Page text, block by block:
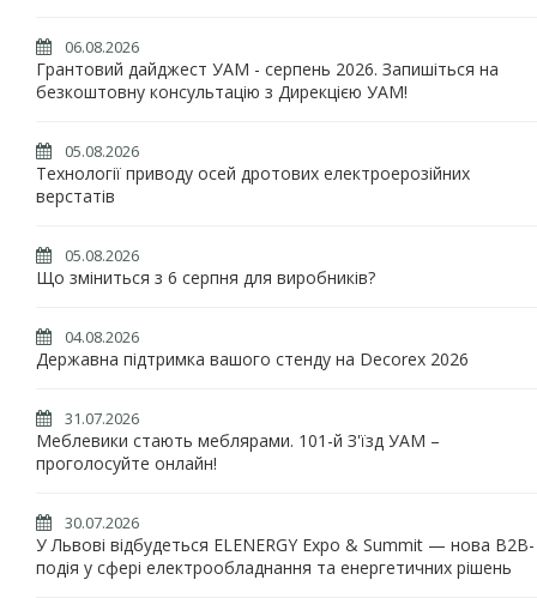
06.08.2026
Грантовий дайджест УАМ - серпень 2026. Запишіться на
безкоштовну консультацію з Дирекцією УАМ!
05.08.2026
Технології приводу осей дротових електроерозійних
верстатів
05.08.2026
Що зміниться з 6 серпня для виробників?
04.08.2026
Державна підтримка вашого стенду на Decorex 2026
31.07.2026
Меблевики стають меблярами. 101-й З'їзд УАМ –
проголосуйте онлайн!
30.07.2026
У Львові відбудеться ELENERGY Expo & Summit — нова B2B-
подія у сфері електрообладнання та енергетичних рішень